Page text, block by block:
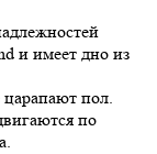
и имеет дно из
пол.
по